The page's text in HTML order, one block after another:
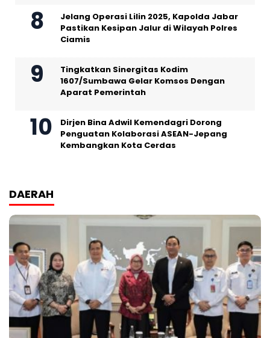
Jelang Operasi Lilin 2025, Kapolda Jabar
Pastikan Kesipan Jalur di Wilayah Polres
Ciamis
Tingkatkan Sinergitas Kodim
1607/Sumbawa Gelar Komsos Dengan
Aparat Pemerintah
Dirjen Bina Adwil Kemendagri Dorong
Penguatan Kolaborasi ASEAN-Jepang
Kembangkan Kota Cerdas
DAERAH